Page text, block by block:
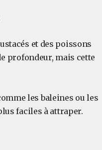
et des poissons
profondeur, mais cette
les baleines ou les
faciles à attraper.